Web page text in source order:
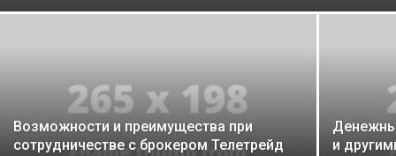
Возможности и преимущества при
сотрудничестве с брокером Телетрейд
и